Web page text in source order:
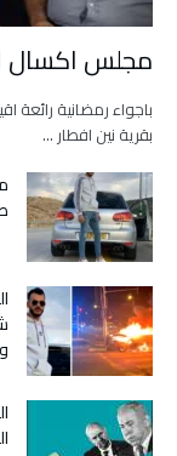
مجلس اكسال
بقرية نين افطار …